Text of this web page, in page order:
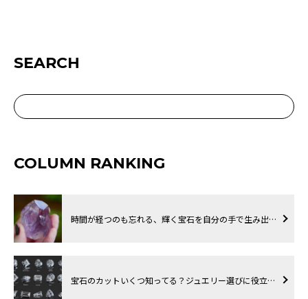
SEARCH
COLUMN RANKING
時間が経つのも忘れる、輝く宝石を自分の手で生み出…
宝石のカットいくつ知ってる？ジュエリー選びに役立…